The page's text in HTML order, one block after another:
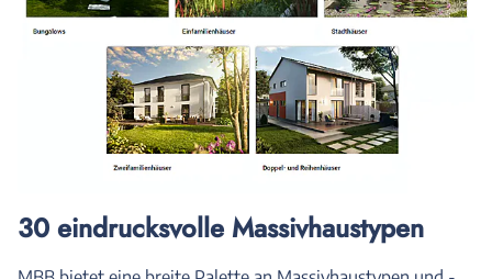
30 eindrucksvolle Massivhaustypen